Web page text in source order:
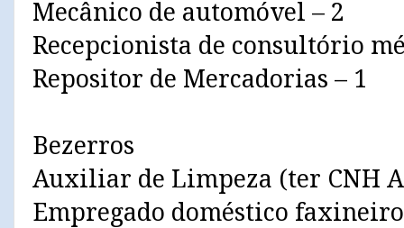
Mecânico de automóvel – 2
Recepcionista de consultório
Repositor de Mercadorias – 1
Bezerros
Auxiliar de Limpeza (ter CNH
Empregado doméstico